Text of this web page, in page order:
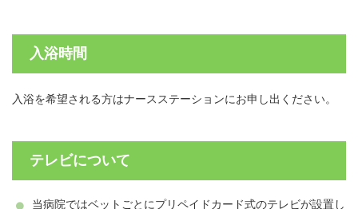
入浴時間
入浴を希望される方はナースステーションにお申し出ください。
テレビについて
当病院ではベットごとにプリペイドカード式のテレビが設置し